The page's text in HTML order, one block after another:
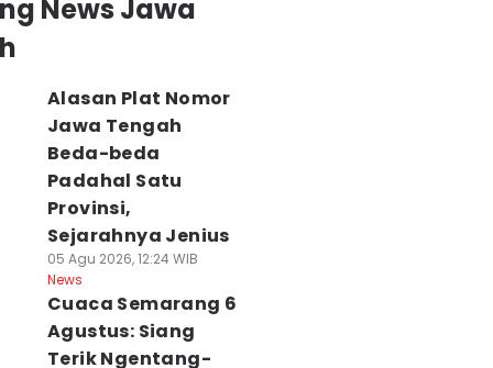
News Jawa
Alasan Plat Nomor
Jawa Tengah
Beda-beda
Padahal Satu
Provinsi,
Sejarahnya Jenius
05 Agu 2026, 12:24 WIB
News
Cuaca Semarang 6
Agustus: Siang
Terik Ngentang-